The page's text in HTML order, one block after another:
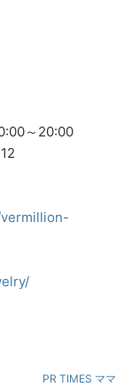
～20:00
PR TIMES ママ